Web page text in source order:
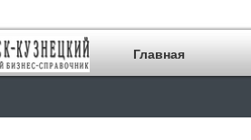
Главная